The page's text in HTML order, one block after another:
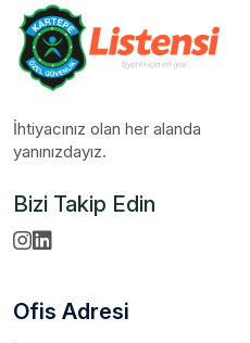
İhtiyacınız olan her alanda
yanınızdayız.
Bizi Takip Edin
Ofis Adresi